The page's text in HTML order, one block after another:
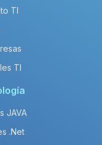
TI
TI
JAVA
.Net